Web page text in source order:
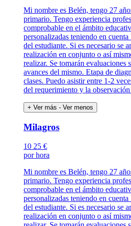
Mi nombre es Belén, tengo 27
primario. Tengo experiencia
comprobable en el ámbito
personalizadas teniendo en
del estudiante. Si es necesario se
realización en conjunto o así
realizar. Se tomarán evaluaciones
avances del mismo. Etapa de
clases. Puedo asistir entre 1-2
del requerimiento y la
+ Ver más - Ver menos
Milagros
10 25 €
por hora
Mi nombre es Belén, tengo 27
primario. Tengo experiencia
comprobable en el ámbito
personalizadas teniendo en
del estudiante. Si es necesario se
realización en conjunto o así